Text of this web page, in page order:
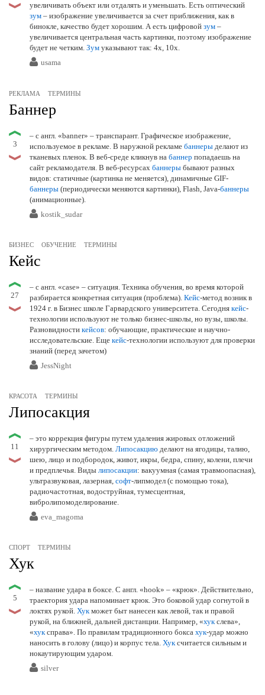
увеличивать объект или отдалять и уменьшать. Есть оптический
зум – изображение увеличивается за счет приближения, как в
бинокле, качество будет хорошим. А есть цифровой зум –
увеличивается центральная часть картинки, поэтому изображение
будет не четким. Зум указывают так: 4х, 10х.
usama
РЕКЛАМА ТЕРМИНЫ
Баннер
3
– с англ. «banner» – транспарант. Графическое изображение,
используемое в рекламе. В наружной рекламе баннеры делают из
тканевых пленок. В веб-среде кликнув на баннер попадаешь на
сайт рекламодателя. В веб-ресурсах баннеры бывают разных
видов: статичные (картинка не меняется), динамичные GIF-
баннеры (периодически меняются картинки), Flash, Java-баннеры
(анимационные).
kostik_sudar
БИЗНЕС ОБУЧЕНИЕ ТЕРМИНЫ
Кейс
27
– с англ. «case» – ситуация. Техника обучения, во время которой
разбирается конкретная ситуация (проблема). Кейс-метод возник в
1924 г. в Бизнес школе Гарвардского университета. Сегодня кейс-
технологии используют не только бизнес-школы, но вузы, школы.
Разновидности кейсов: обучающие, практические и научно-
исследовательские. Еще кейс-технологии используют для проверки
знаний (перед зачетом)
JessNight
КРАСОТА ТЕРМИНЫ
Липосакция
11
– это коррекция фигуры путем удаления жировых отложений
хирургическим методом. Липосакцию делают на ягодицы, талию,
шею, лицо и подбородок, живот, икры, бедра, спину, колени, плечи
и предплечья. Виды липосакции: вакуумная (самая травмоопасная),
ультразвуковая, лазерная, софт-липмодел (с помощью тока),
радиочастотная, водоструйная, тумесцентная,
вибролипомоделирование.
eva_magoma
СПОРТ ТЕРМИНЫ
Хук
5
– название удара в боксе. С англ. «hook» – «крюк». Действительно,
траектория удара напоминает крюк. Это боковой удар согнутой в
локтях рукой. Хук может быт нанесен как левой, так и правой
рукой, на ближней, дальней дистанции. Например, «хук слева»,
«хук справа». По правилам традиционного бокса хук-удар можно
наносить в голову (лицо) и корпус тела. Хук считается сильным и
нокаутирующим ударом.
silver